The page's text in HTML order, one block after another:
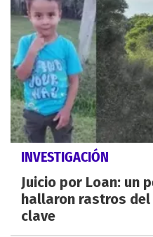
INVESTIGACIÓN
Juicio por Loan: un
hallaron rastros del
clave